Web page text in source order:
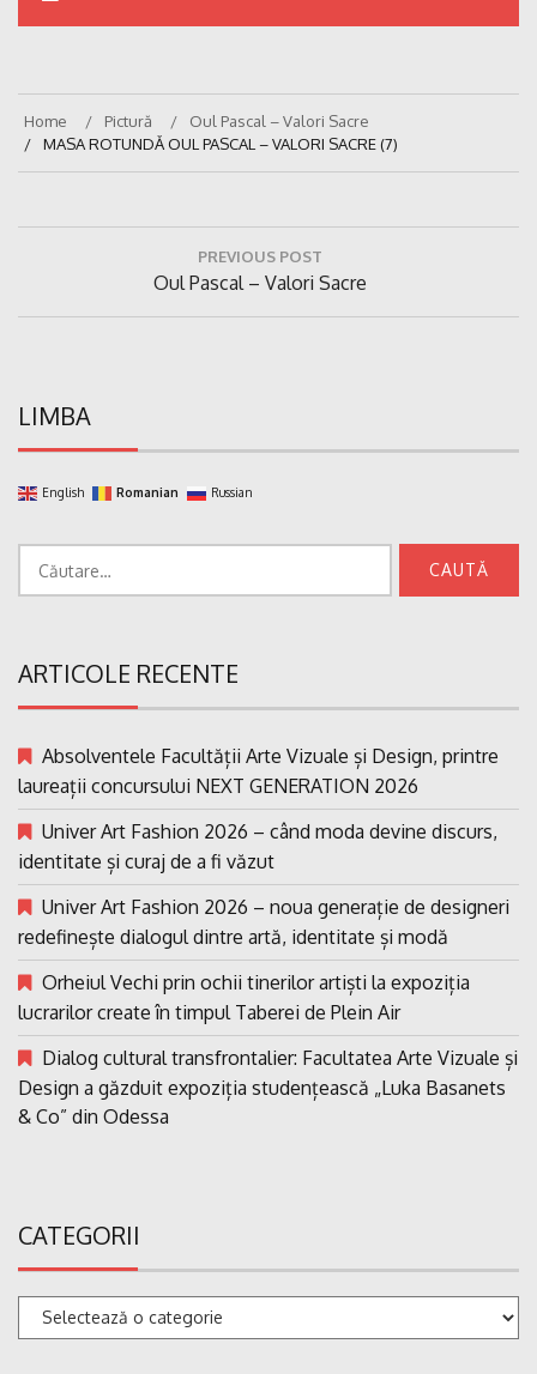
Home Pictură
Oul Pascal – Valori Sacre
MASA ROTUNDĂ OUL PASCAL – VALORI SACRE (7)
PREVIOUS POST
Previous
Post:
Oul Pascal – Valori Sacre
LIMBA
English Romanian Russian
ARTICOLE RECENTE
Absolventele Facultății Arte Vizuale și Design, printre
laureații concursului NEXT GENERATION 2026
Univer Art Fashion 2026 – când moda devine discurs,
identitate și curaj de a fi văzut
Univer Art Fashion 2026 – noua generație de designeri
redefinește dialogul dintre artă, identitate și modă
Orheiul Vechi prin ochii tinerilor artiști la expoziția
lucrarilor create în timpul Taberei de Plein Air
Dialog cultural transfrontalier: Facultatea Arte Vizuale și
Design a găzduit expoziția studențească „Luka Basanets
& Co” din Odessa
CATEGORII
Categorii